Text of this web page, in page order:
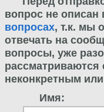
вопрос не описан
вопросах, т.к. мы
отвечать на
вопросы, уже
неконкретным
Имя: